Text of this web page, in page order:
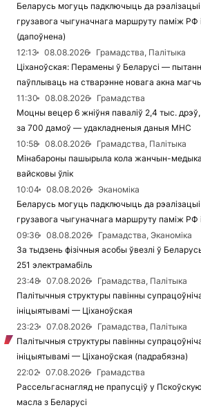
Беларусь могуць падключыць да
грузавога чыгуначнага маршруту паміж РФ
(дапоўнена)
12:13
08.08.2026
Грамадства, Палітыка
Ціханоўская: Перамены ў Беларусі —
паўплываць на стварэнне новага акна
11:30
08.08.2026
Грамадства
Моцны вецер 6 жніўня паваліў 2,4 тыс. дрэў,
за 700 дамоў — удакладненыя даныя МНС
10:58
08.08.2026
Грамадства, Палітыка
Мінабароны пашырыла кола жанчын-
вайсковы ўлік
10:04
08.08.2026
Эканоміка
Беларусь могуць падключыць да
грузавога чыгуначнага маршруту паміж РФ
09:36
08.08.2026
Грамадства, Эканоміка
За тыдзень фізічныя асобы ўвезлі ў
251 электрамабіль
23:48
07.08.2026
Грамадства, Палітыка
Палітычныя структуры павінны
ініцыятывамі — Ціханоўская
23:23
07.08.2026
Грамадства, Палітыка
Палітычныя структуры павінны
ініцыятывамі — Ціханоўская (падрабязна)
22:02
07.08.2026
Грамадства
Рассельгаснагляд не прапусціў у
масла з Беларусі